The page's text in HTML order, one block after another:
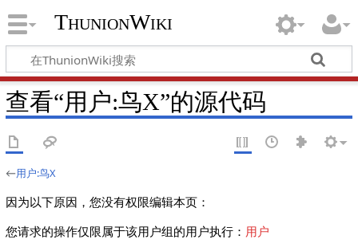
ThunionWiki
查看“用户:鸟X”的源代码
←用户:鸟X
因为以下原因，您没有权限编辑本页：
您请求的操作仅限属于该用户组的用户执行： 用户